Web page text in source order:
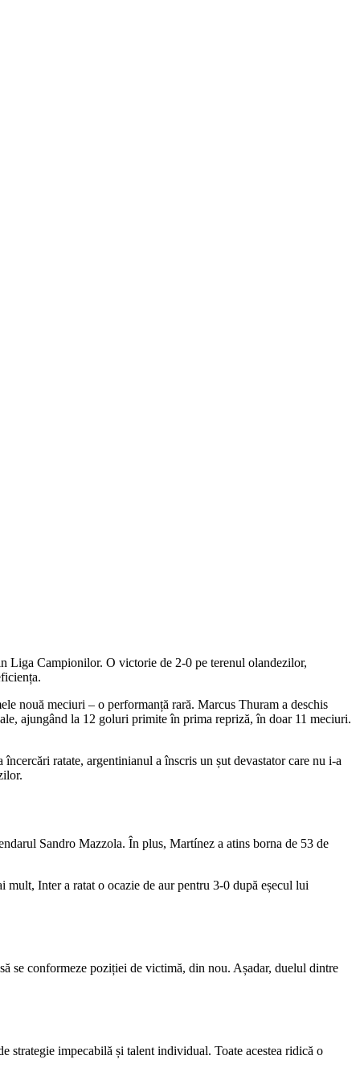
Liga Campionilor. O victorie de 2-0 pe terenul olandezilor,
nouă meciuri – o performanță rară. Marcus Thuram a deschis
ajungând la 12 goluri primite în prima repriză, în doar 11 meciuri.
ratate, argentinianul a înscris un șut devastator care nu i-a
Sandro Mazzola. În plus, Martínez a atins borna de 53 de
Inter a ratat o ocazie de aur pentru 3-0 după eșecul lui
se conformeze poziției de victimă, din nou. Așadar, duelul dintre
strategie impecabilă și talent individual. Toate acestea ridică o